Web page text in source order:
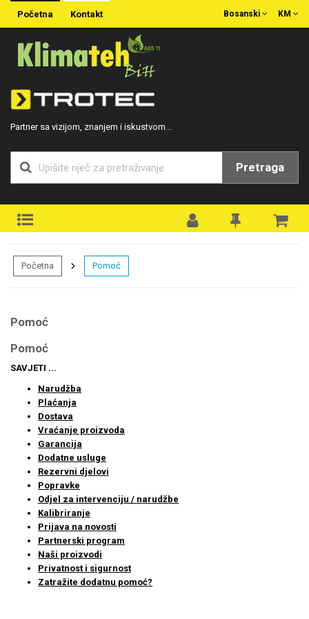
Početna Kontakt KM
Bosanski
Partner sa vizijom, znanjem i iskustvom...
Pretraga
Početna Pomoć
Pomoć
Pomoć
SAVJETI ...
Narudžba
Plaćanja
Dostava
Vraćanje proizvoda
Garancija
Dodatne usluge
Rezervni djelovi
Popravke
Odjel za intervenciju / narudžbe
Kalibriranje
Prijava na novosti
Partnerski program
Naši proizvodi
Privatnost i sigurnost
Zatražite dodatnu pomoć?